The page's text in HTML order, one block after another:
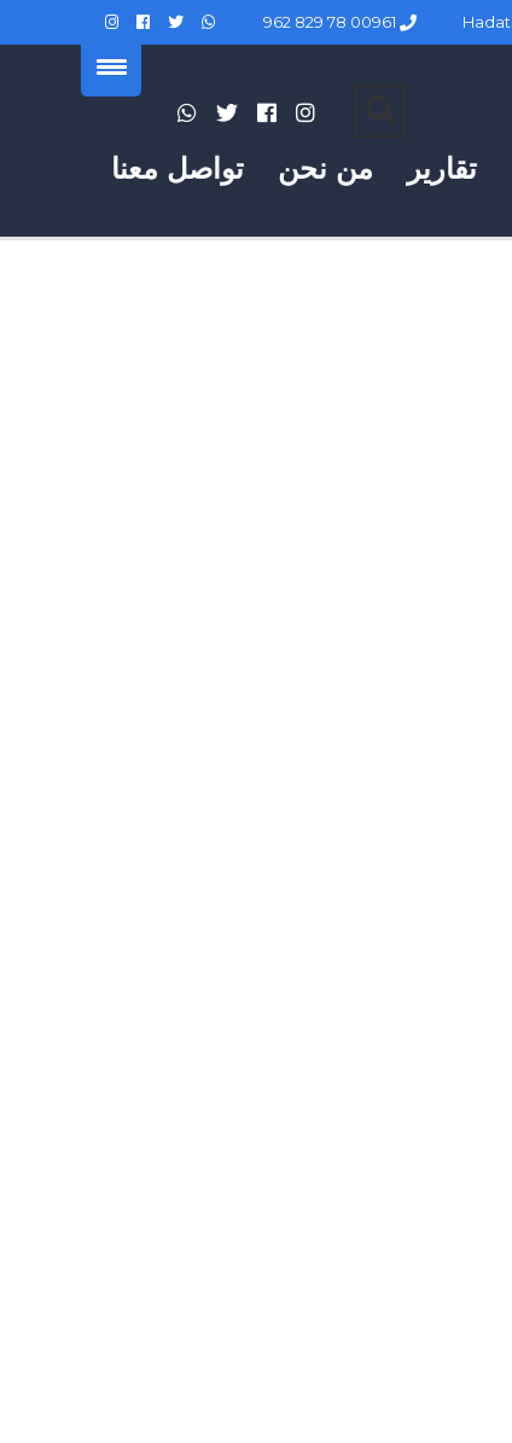
تواصل معنا من نحن تقارير